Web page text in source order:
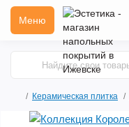
Меню
Керамическая плитка